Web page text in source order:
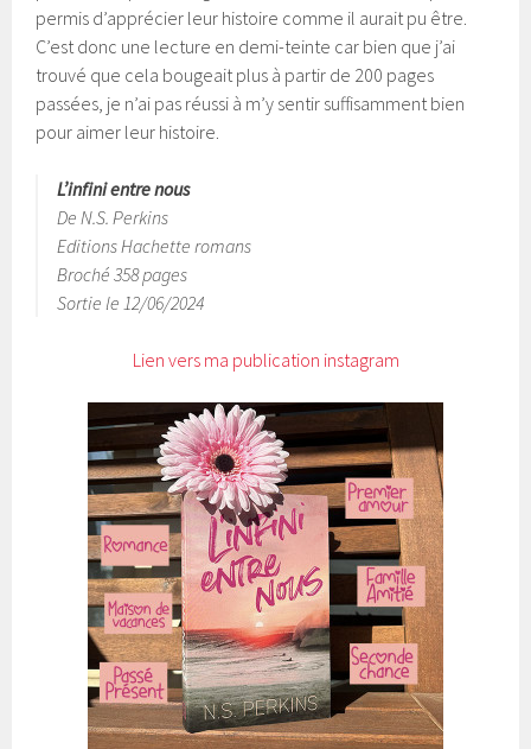
permis d’apprécier leur histoire comme il aurait pu être.
C’est donc une lecture en demi-teinte car bien que j’ai
trouvé que cela bougeait plus à partir de 200 pages
passées, je n’ai pas réussi à m’y sentir suffisamment bien
pour aimer leur histoire.
L’infini entre nous
De N.S. Perkins
Editions Hachette romans
Broché 358 pages
Sortie le 12/06/2024
Lien vers ma publication instagram